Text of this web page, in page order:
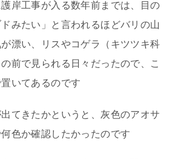
岸工事が入る数年前までは、目の
みたい」と言われるほどバリの山
漂い、リスやコゲラ（キツツキ科
前で見られる日々だったので、こ
いてあるのです
てきたかというと、灰色のアオサ
色か確認したかったのです